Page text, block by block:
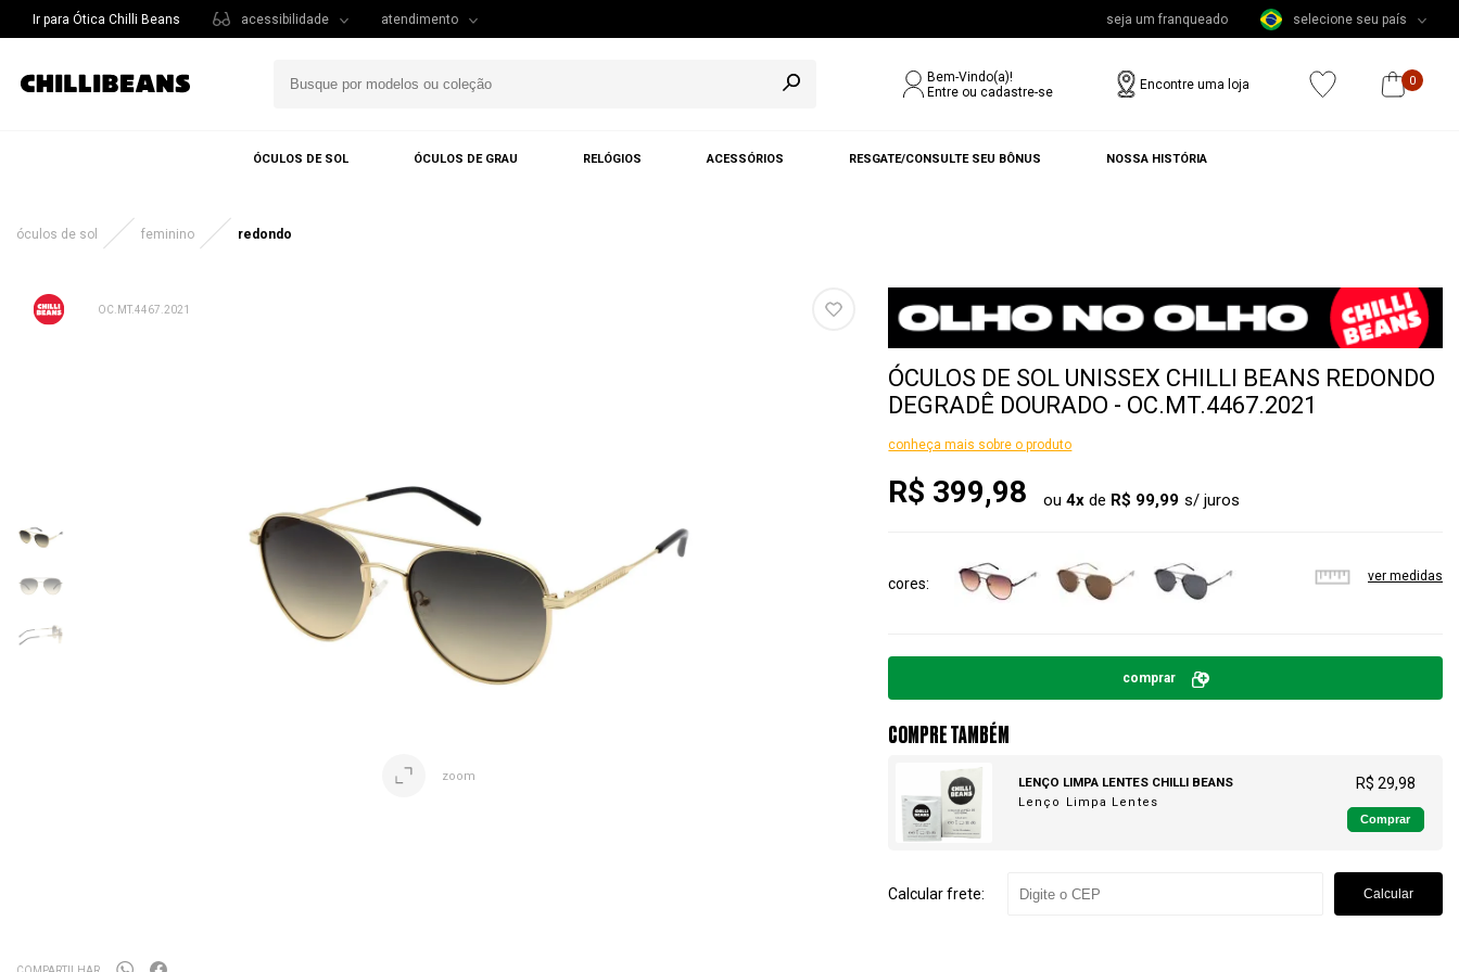
Ir para Ótica Chilli Beans acessibilidade atendimento seja um franqueado selecione seu país
Bem-Vindo(a)!
Entre ou cadastre-se
Encontre uma loja 0
ÓCULOS DE SOL ÓCULOS DE GRAU RELÓGIOS ACESSÓRIOS RESGATE/CONSULTE SEU BÔNUS NOSSA HISTÓRIA
óculos de sol feminino redondo
OC.MT.4467.2021
zoom
ÓCULOS DE SOL UNISSEX CHILLI BEANS REDONDO
DEGRADÊ DOURADO - OC.MT.4467.2021
conheça mais sobre o produto
R$ 399,98 ou4x de R$ 99,99
cores ver medidas
comprar
COMPRE TAMBÉM
LENÇO LIMPA LENTES CHILLI BEANS
Lenço Limpa Lentes
R$ 29,98
Comprar
Calcular frete: Calcular